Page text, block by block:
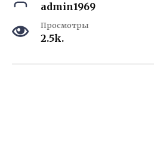
admin1969
Просмотры
2.5k.